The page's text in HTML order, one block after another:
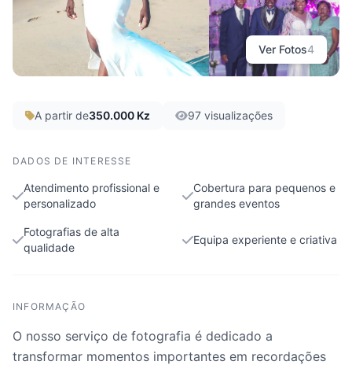
Ver Fotos4
A partir de350.000 Kz 97 visualizações
DADOS DE INTERESSE
Atendimento profissional e
personalizado
Cobertura para pequenos e
grandes eventos
Fotografias de alta
qualidade
Equipa experiente e criativa
INFORMAÇÃO
O nosso serviço de fotografia é dedicado a
transformar momentos importantes em recordações